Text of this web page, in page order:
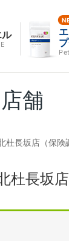
ル
舗
長坂店（保険
長坂店